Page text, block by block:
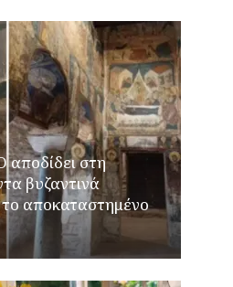
στη
βυζαντινά
το αποκαταστημένο